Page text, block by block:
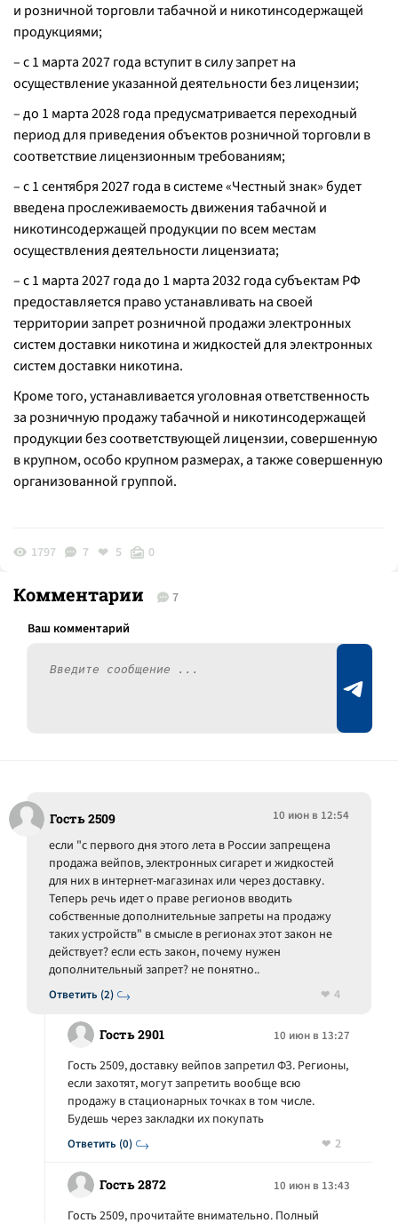
и розничной торговли табачной и никотинсодержащей
продукциями;
– с 1 марта 2027 года вступит в силу запрет на
осуществление указанной деятельности без лицензии;
– до 1 марта 2028 года предусматривается переходный
период для приведения объектов розничной торговли в
соответствие лицензионным требованиям;
– с 1 сентября 2027 года в системе «Честный знак» будет
введена прослеживаемость движения табачной и
никотинсодержащей продукции по всем местам
осуществления деятельности лицензиата;
– с 1 марта 2027 года до 1 марта 2032 года субъектам РФ
предоставляется право устанавливать на своей
территории запрет розничной продажи электронных
систем доставки никотина и жидкостей для электронных
систем доставки никотина.
Кроме того, устанавливается уголовная ответственность
за розничную продажу табачной и никотинсодержащей
продукции без соответствующей лицензии, совершенную
в крупном, особо крупном размерах, а также совершенную
организованной группой.
1797 7 5 0
Комментарии 7
Гость 2509 10 июн в 12:54
Ответить (2)
если "с первого дня этого лета в России запрещена
продажа вейпов, электронных сигарет и жидкостей
для них в интернет-магазинах или через доставку.
Теперь речь идет о праве регионов вводить
собственные дополнительные запреты на продажу
таких устройств" в смысле в регионах этот закон не
действует? если есть закон, почему нужен
дополнительный запрет? не понятно..
4
Гость 2901 10 июн в 13:27
Ответить (0)
Гость 2509, доставку вейпов запретил ФЗ. Регионы,
если захотят, могут запретить вообще всю
продажу в стационарных точках в том числе.
Будешь через закладки их покупать
2
Гость 2872 10 июн в 13:43
Гость 2509, прочитайте внимательно. Полный